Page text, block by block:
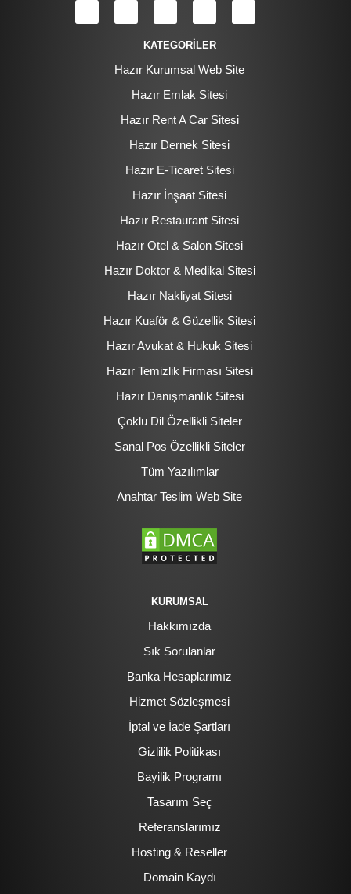
KATEGORİLER
Hazır Kurumsal Web Site
Hazır Emlak Sitesi
Hazır Rent A Car Sitesi
Hazır Dernek Sitesi
Hazır E-Ticaret Sitesi
Hazır İnşaat Sitesi
Hazır Restaurant Sitesi
Hazır Otel & Salon Sitesi
Hazır Doktor & Medikal Sitesi
Hazır Nakliyat Sitesi
Hazır Kuaför & Güzellik Sitesi
Hazır Avukat & Hukuk Sitesi
Hazır Temizlik Firması Sitesi
Hazır Danışmanlık Sitesi
Çoklu Dil Özellikli Siteler
Sanal Pos Özellikli Siteler
Tüm Yazılımlar
Anahtar Teslim Web Site
KURUMSAL
Hakkımızda
Sık Sorulanlar
Banka Hesaplarımız
Hizmet Sözleşmesi
İptal ve İade Şartları
Gizlilik Politikası
Bayilik Programı
Tasarım Seç
Referanslarımız
Hosting & Reseller
Domain Kaydı